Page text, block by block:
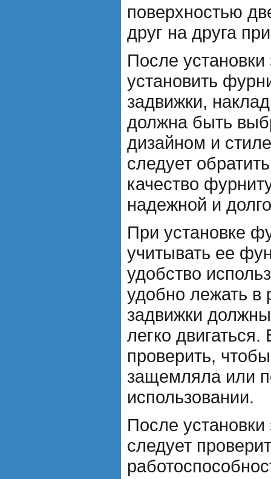
поверхностью
друг на друга
После
установить
задвижки,
должна быть
дизайном и
следует
качество
надежной и
При установке
учитывать ее
удобство
удобно лежать в
задвижки
легко
проверить,
защемляла или
использовании.
После
следует